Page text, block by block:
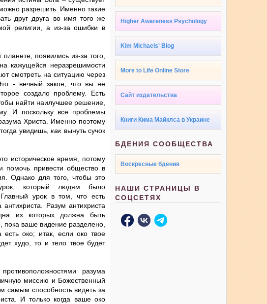
разрешить. Именно такие
друг друга во имя того же
религии, а из-за ошибки в
появились из-за того,
кажущейся неразрешимости
смотреть на ситуацию через
- вечный закон, что вы не
создало проблему. Есть
найти наилучшее решение,
И поскольку все проблемы
Христа. Именно поэтому
увидишь,как вынуть сучок
историческое время, потому
привести общество в
Однако для того, чтобы это
урок, который людям было
урок в том, что есть
антихриста. Разум антихриста
из которых должна быть
пока ваше видение разделено,
есть око; итак, если око твое
худо, то и тело твое будет
разума
миссию и Божественный
самым способность видеть за
И только когда ваше око
Higher Awareness Psychology
Kim Michaels' Blog
More to Life Online Store
Сайт издательства
Книги Кима Майклса в Украине
БДЕНИЯ СООБЩЕСТВА
Воскресные бдения
НАШИ СТРАНИЦЫ В
СОЦСЕТЯХ